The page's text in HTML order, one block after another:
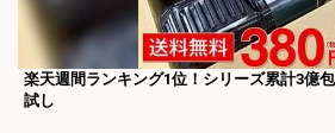
楽天週間ランキング1位！シリーズ累計3億
試し